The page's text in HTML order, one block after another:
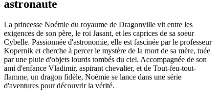
astronaute
La princesse Noémie du royaume de Dragonville vit entre les
exigences de son père, le roi Jasant, et les caprices de sa soeur
Cybelle. Passionnée d'astronomie, elle est fascinée par le professeur
Kopernik et cherche à percer le mystère de la mort de sa mère, tuée
par une pluie d'objets lourds tombés du ciel. Accompagnée de son
ami d'enfance Vladimir, aspirant chevalier, et de Tout-feu-tout-
flamme, un dragon fidèle, Noémie se lance dans une série
d'aventures pour découvrir la vérité.